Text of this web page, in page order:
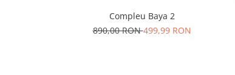
Compleu Baya 2
890,00 RON499,99 RON